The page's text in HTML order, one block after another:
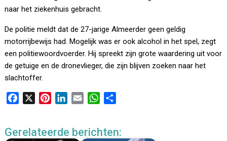
naar het ziekenhuis gebracht.
De politie meldt dat de 27-jarige Almeerder geen geldig
motorrijbewijs had. Mogelijk was er ook alcohol in het spel, zegt
een politiewoordvoerder. Hij spreekt zijn grote waardering uit voor
de getuige en de dronevlieger, die zijn blijven zoeken naar het
slachtoffer.
e
t
k
i
W
t
e
Gerelateerde berichten: